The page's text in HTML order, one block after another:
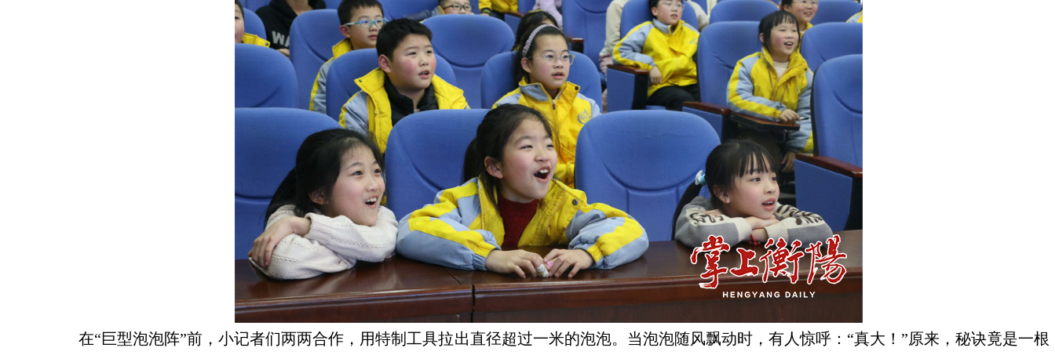
在“巨型泡泡阵”前，小记者们两两合作，用特制工具拉出直径超过一米的泡泡。当泡泡随风飘动时，有人惊呼：“真大！”原来，秘诀竟是一根